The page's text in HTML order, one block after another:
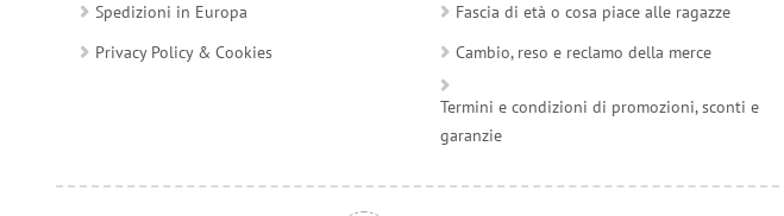
Spedizioni in Europa
Privacy Policy & Cookies
Fascia di età o cosa piace alle ragazze
Cambio, reso e reclamo della merce
Termini e condizioni di promozioni, sconti e
garanzie